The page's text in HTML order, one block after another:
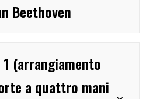
Beethoven
(arrangiamento
a quattro mani